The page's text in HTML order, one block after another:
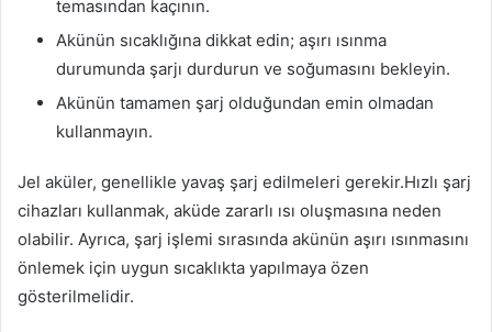
temasından kaçının.
Akünün sıcaklığına dikkat edin; aşırı ısınma
durumunda şarjı durdurun ve soğumasını bekleyin.
Akünün tamamen şarj olduğundan emin olmadan
kullanmayın.
Jel aküler, genellikle yavaş şarj edilmeleri gerekir.Hızlı şarj
cihazları kullanmak, aküde zararlı ısı oluşmasına neden
olabilir. Ayrıca, şarj işlemi sırasında akünün aşırı ısınmasını
önlemek için uygun sıcaklıkta yapılmaya özen
gösterilmelidir.